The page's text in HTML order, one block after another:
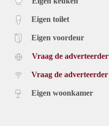
Eigen toilet
Eigen voordeur
Vraag de adverteerder
Vraag de adverteerder
Eigen woonkamer